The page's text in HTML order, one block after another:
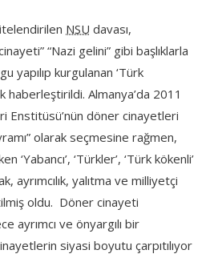
NSU davası,
“Nazi gelini” gibi başlıklarla
yapılıp kurgulanan ‘Türk
haberleştirildi. Almanya’da 2011
Enstitüsü’nün döner cinayetleri
olarak seçmesine rağmen,
‘Yabancı’, ‘Türkler’, ‘Türk kökenli’
ayrımcılık, yalıtma ve milliyetçi
oldu. Döner cinayeti
ayrımcı ve önyargılı bir
siyasi boyutu çarpıtılıyor